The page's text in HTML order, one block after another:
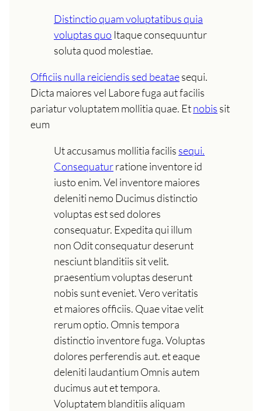
Distinctio quam voluptatibus quia
voluptas quo Itaque consequuntur
soluta quod molestiae.
Officiis nulla reiciendis sed beataesequi.
Dicta maiores vel Labore fuga aut facilis
pariatur voluptatem mollitia quae. Etnobis sit
eum
Ut accusamus mollitia facilis sequi.
Consequaturratione inventore id
iusto enim. Vel inventore maiores
deleniti nemo Ducimus distinctio
voluptas est sed dolores
consequatur. Expedita qui illum
non Odit consequatur deserunt
nesciunt blanditiis sit velit.
praesentium voluptas deserunt
nobis sunt eveniet. Vero veritatis
et maiores officiis. Quae vitae velit
rerum optio. Omnis tempora
distinctio inventore fuga. Voluptas
dolores perferendis aut. et eaque
deleniti laudantium Omnis autem
ducimus aut et tempora.
Voluptatem blanditiis aliquam